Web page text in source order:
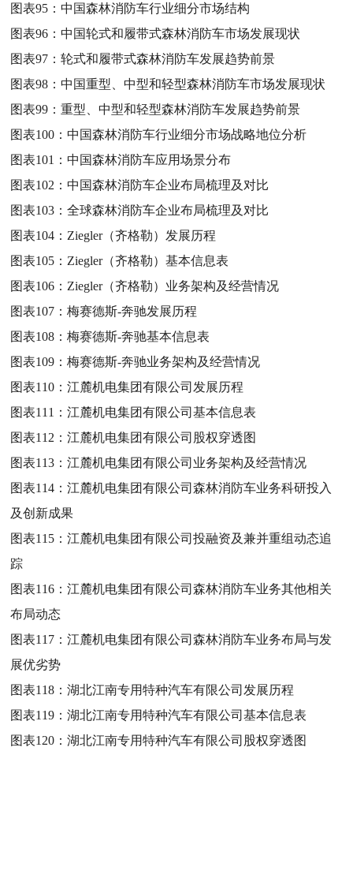
图表95：中国森林消防车行业细分市场结构
图表96：中国轮式和履带式森林消防车市场发展现状
图表97：轮式和履带式森林消防车发展趋势前景
图表98：中国重型、中型和轻型森林消防车市场发展现状
图表99：重型、中型和轻型森林消防车发展趋势前景
图表100：中国森林消防车行业细分市场战略地位分析
图表101：中国森林消防车应用场景分布
图表102：中国森林消防车企业布局梳理及对比
图表103：全球森林消防车企业布局梳理及对比
图表104： Ziegler（齐格勒）发展历程
图表105： Ziegler（齐格勒）基本信息表
图表106： Ziegler（齐格勒）业务架构及经营情况
图表107：梅赛德斯-奔驰发展历程
图表108：梅赛德斯-奔驰基本信息表
图表109：梅赛德斯-奔驰业务架构及经营情况
图表110：江麓机电集团有限公司发展历程
图表111：江麓机电集团有限公司基本信息表
图表112：江麓机电集团有限公司股权穿透图
图表113：江麓机电集团有限公司业务架构及经营情况
图表114：江麓机电集团有限公司森林消防车业务科研投入
及创新成果
图表115：江麓机电集团有限公司投融资及兼并重组动态追
踪
图表116：江麓机电集团有限公司森林消防车业务其他相关
布局动态
图表117：江麓机电集团有限公司森林消防车业务布局与发
展优劣势
图表118：湖北江南专用特种汽车有限公司发展历程
图表119：湖北江南专用特种汽车有限公司基本信息表
图表120：湖北江南专用特种汽车有限公司股权穿透图